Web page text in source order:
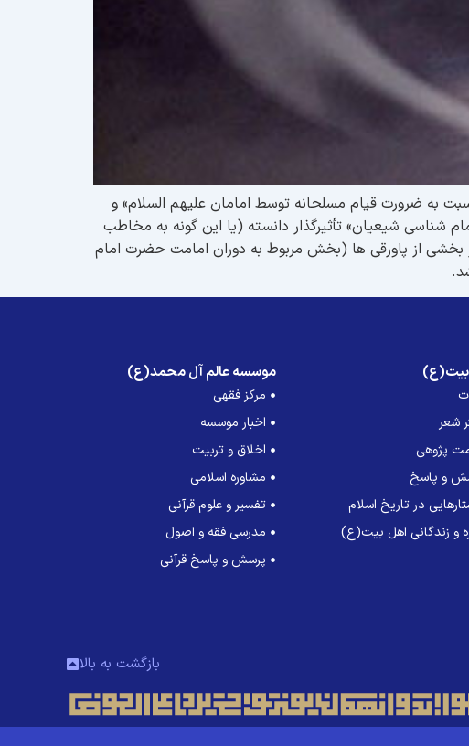
به ضرورت قیام مسلحانه توسط امامان علیهم السلام» و
شناسی شیعیان» تأثیرگذار دانسته (یا این گونه به مخاطب
بخشی از پاورقی ها (بخش مربوط به دوران امامت حضرت امام
شعر
پژوهی
و پاسخ
در تاریخ اسلام
و زندگانی اهل بیت(ع)
موسسه عالم آل محمد(ع)
مرکز فقهی
اخبار موسسه
اخلاق و تربیت
مشاوره اسلامی
تفسیر و علوم قرآنی
مدرسی فقه و اصول
پرسش و پاسخ قرآنی
بازگشت به بالا